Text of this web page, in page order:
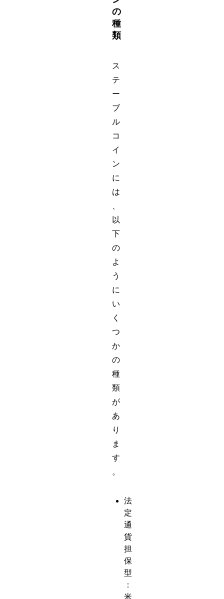
の
種
類
ス
テ
ー
ブ
ル
コ
イ
ン
に
は
以
下
の
よ
う
に
い
く
つ
か
の
種
類
が
あ
り
ま
す
。
法
定
通
貨
担
保
型
：
米